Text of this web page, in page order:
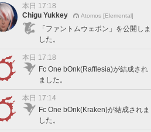
本日 17:18
Chigu Yukkey
Atomos [Elemental]
「ファントムウェポン」を公開しま
した。
本日 17:18
Fc One bOnk(Rafflesia)が結成され
ました。
本日 17:14
Fc One bOnk(Kraken)が結成されま
した。